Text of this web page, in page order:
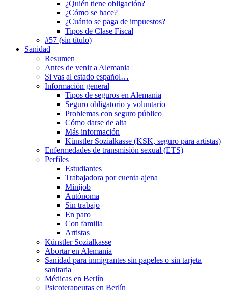
¿Quién tiene obligación?
¿Cómo se hace?
¿Cuánto se paga de impuestos?
Tipos de Clase Fiscal
#57 (sin título)
Sanidad
Resumen
Antes de venir a Alemania
Si vas al estado español…
Información general
Tipos de seguros en Alemania
Seguro obligatorio y voluntario
Problemas con seguro público
Cómo darse de alta
Más información
Künstler Sozialkasse (KSK, seguro para artistas)
Enfermedades de transmisión sexual (ETS)
Perfiles
Estudiantes
Trabajadora por cuenta ajena
Minijob
Autónoma
Sin trabajo
En paro
Con familia
Artistas
Künstler Sozialkasse
Abortar en Alemania
Sanidad para inmigrantes sin papeles o sin tarjeta
sanitaria
Médicas en Berlín
Psicoterapeutas en Berlín